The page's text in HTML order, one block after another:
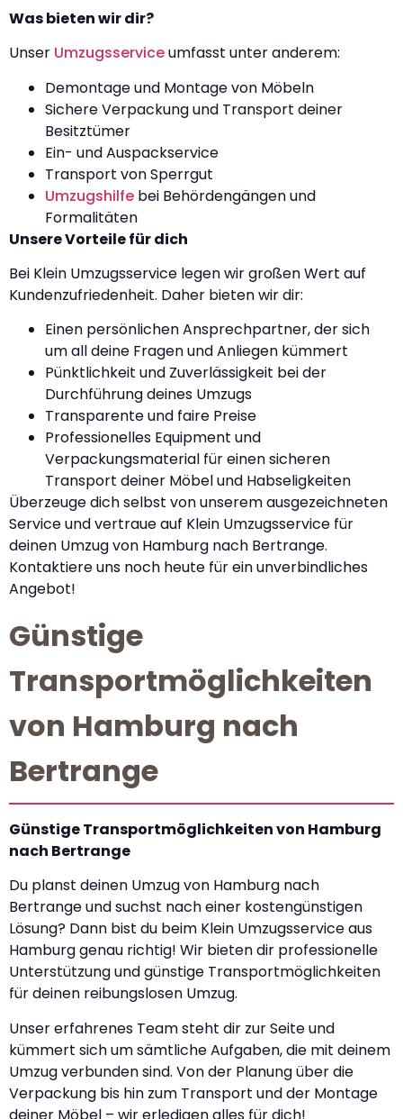
Was bieten wir dir?
Unser Umzugsserviceumfasst unter anderem:
Demontage und Montage von Möbeln
Sichere Verpackung und Transport deiner
Besitztümer
Ein- und Auspackservice
Transport von Sperrgut
Umzugshilfe bei Behördengängen und
Formalitäten
Unsere Vorteile für dich
Bei Klein Umzugsservice legen wir großen Wert auf
Kundenzufriedenheit. Daher bieten wir dir:
Einen persönlichen Ansprechpartner, der sich
um all deine Fragen und Anliegen kümmert
Pünktlichkeit und Zuverlässigkeit bei der
Durchführung deines Umzugs
Transparente und faire Preise
Professionelles Equipment und
Verpackungsmaterial für einen sicheren
Transport deiner Möbel und Habseligkeiten
Überzeuge dich selbst von unserem ausgezeichneten
Service und vertraue auf Klein Umzugsservice für
deinen Umzug von Hamburg nach Bertrange.
Kontaktiere uns noch heute für ein unverbindliches
Angebot!
Günstige
Transportmöglichkeiten
von Hamburg nach
Bertrange
Günstige Transportmöglichkeiten von Hamburg
nach Bertrange
Du planst deinen Umzug von Hamburg nach
Bertrange und suchst nach einer kostengünstigen
Lösung? Dann bist du beim Klein Umzugsservice aus
Hamburg genau richtig! Wir bieten dir professionelle
Unterstützung und günstige Transportmöglichkeiten
für deinen reibungslosen Umzug.
Unser erfahrenes Team steht dir zur Seite und
kümmert sich um sämtliche Aufgaben, die mit deinem
Umzug verbunden sind. Von der Planung über die
Verpackung bis hin zum Transport und der Montage
deiner Möbel – wir erledigen alles für dich!